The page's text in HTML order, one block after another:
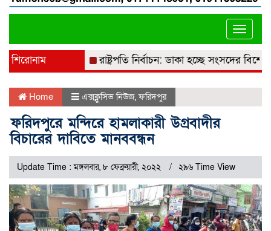
Toggle
শিরোনাম রাষ্ট্রপতি নির্বাচন: ডাকা হচ্ছে সংসদের বিশেষ
Home এক্সক্লুসিভ নিউজ,ফরিদপুর
ফরিদপুরে মন্দিরে হামলাকারী উগ্রবাদীর
বিচারের দাবিতে মানববন্ধন
Update Time : মঙ্গলবার, ৮ ফেব্রুয়ারী, ২০২২ ২৯৬ Time View